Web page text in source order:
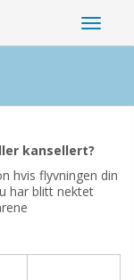
kansellert?
hvis flyvningen din
har blitt nektet